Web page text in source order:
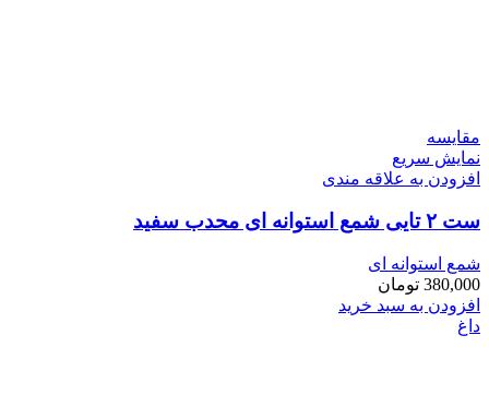
مقايسه
نمایش سریع
افزودن به علاقه مندی
ست ۲ تایی شمع استوانه ای محدب سفید
شمع استوانه ای
380,000 تومان
افزودن به سبد خرید
داغ